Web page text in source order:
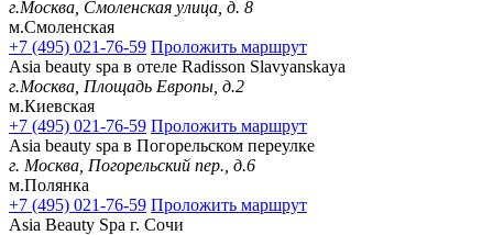
г.Москва, Смоленская улица, д. 8
м.Смоленская
+7 (495) 021-76-59 Проложить маршрут
Asia beauty spa в отеле Radisson Slavyanskaya
г.Москва, Площадь Европы, д.2
м.Киевская
+7 (495) 021-76-59 Проложить маршрут
Asia beauty spa в Погорельском переулке
г. Москва, Погорельский пер., д.6
м.Полянка
+7 (495) 021-76-59 Проложить маршрут
Asia Beauty Spa г. Сочи